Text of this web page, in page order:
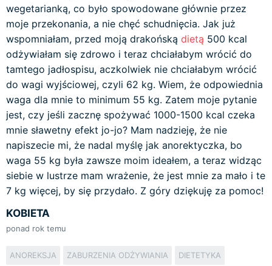
wegetarianką, co było spowodowane głównie przez
moje przekonania, a nie chęć schudnięcia. Jak już
wspomniałam, przed moją drakońską dietą 500 kcal
odżywiałam się zdrowo i teraz chciałabym wrócić do
tamtego jadłospisu, aczkolwiek nie chciałabym wrócić
do wagi wyjściowej, czyli 62 kg. Wiem, że odpowiednia
waga dla mnie to minimum 55 kg. Zatem moje pytanie
jest, czy jeśli zacznę spożywać 1000-1500 kcal czeka
mnie sławetny efekt jo-jo? Mam nadzieję, że nie
napiszecie mi, że nadal myślę jak anorektyczka, bo
waga 55 kg była zawsze moim ideałem, a teraz widząc
siebie w lustrze mam wrażenie, że jest mnie za mało i te
7 kg więcej, by się przydało. Z góry dziękuję za pomoc!
KOBIETA
ponad rok temu
ANOREKSJA ZABURZENIA ODŻYWIANIA DIETETYKA